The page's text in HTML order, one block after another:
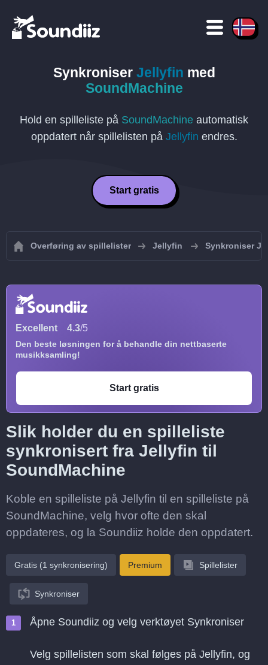
Synkroniser Jellyfin med
SoundMachine
Hold en spilleliste på SoundMachine automatisk
oppdatert når spillelisten på Jellyfin endres.
Start gratis
Overføring av spillelister Jellyfin Synkroniser
Excellent 4.3/5
Den beste løsningen for å behandle din nettbaserte
musikksamling!
Start gratis
Slik holder du en spilleliste
synkronisert fra Jellyfin til
SoundMachine
Koble en spilleliste på Jellyfin til en spilleliste på
SoundMachine, velg hvor ofte den skal
oppdateres, og la Soundiiz holde den oppdatert.
Gratis (1 synkronisering) Premium Spillelister
Synkroniser
Åpne Soundiiz og velg verktøyet Synkroniser
Velg spillelisten som skal følges på Jellyfin, og